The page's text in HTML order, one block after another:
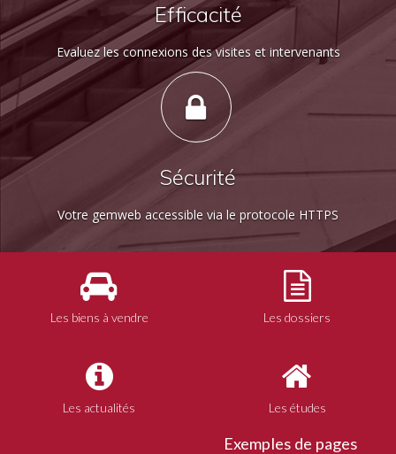
Efficacité
Evaluez les connexions des visites et intervenants
Sécurité
Votre gemweb accessible via le protocole HTTPS
Les biens à vendre Les dossiers
Les actualités Les études
Exemples de pages